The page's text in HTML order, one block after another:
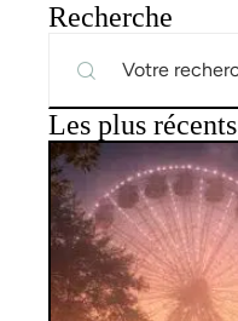
Recherche
Les plus récents